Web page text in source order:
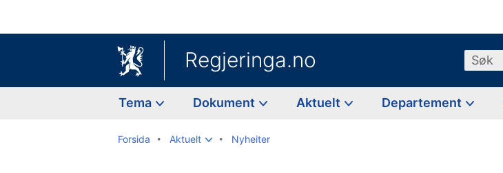
Regjeringa.no Søk
Tema Dokument Aktuelt Departement
Forsida Aktuelt Nyheiter